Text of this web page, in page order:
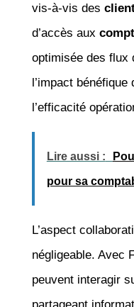
vis-à-vis des
d’accès aux
optimisée des flux
l’impact
l’efficacité
Lire aussi :
pour sa
L’aspect
négligeable. Avec
peuvent interagir
partageant